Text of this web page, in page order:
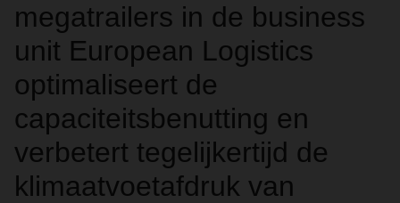
megatrailers in de business
unit European Logistics
optimaliseert de
capaciteitsbenutting en
verbetert tegelijkertijd de
klimaatvoetafdruk van